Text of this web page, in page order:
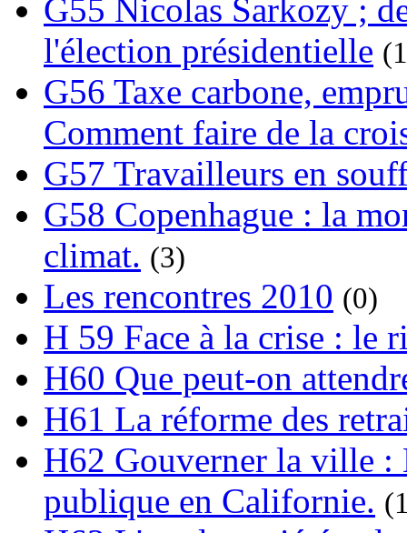
G55 Nicolas Sarkozy ;
l'élection présidentielle
G56 Taxe carbone,
Comment faire de la
G57 Travailleurs en
G58 Copenhague : la
climat. (3)
Les rencontres 2010 (0)
H 59 Face à la crise : le
H60 Que peut-on
H61 La réforme des
H62 Gouverner la ville :
publique en Californie.